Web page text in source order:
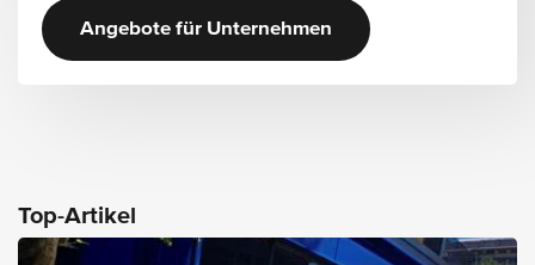
Angebote für Unternehmen
Top-Artikel